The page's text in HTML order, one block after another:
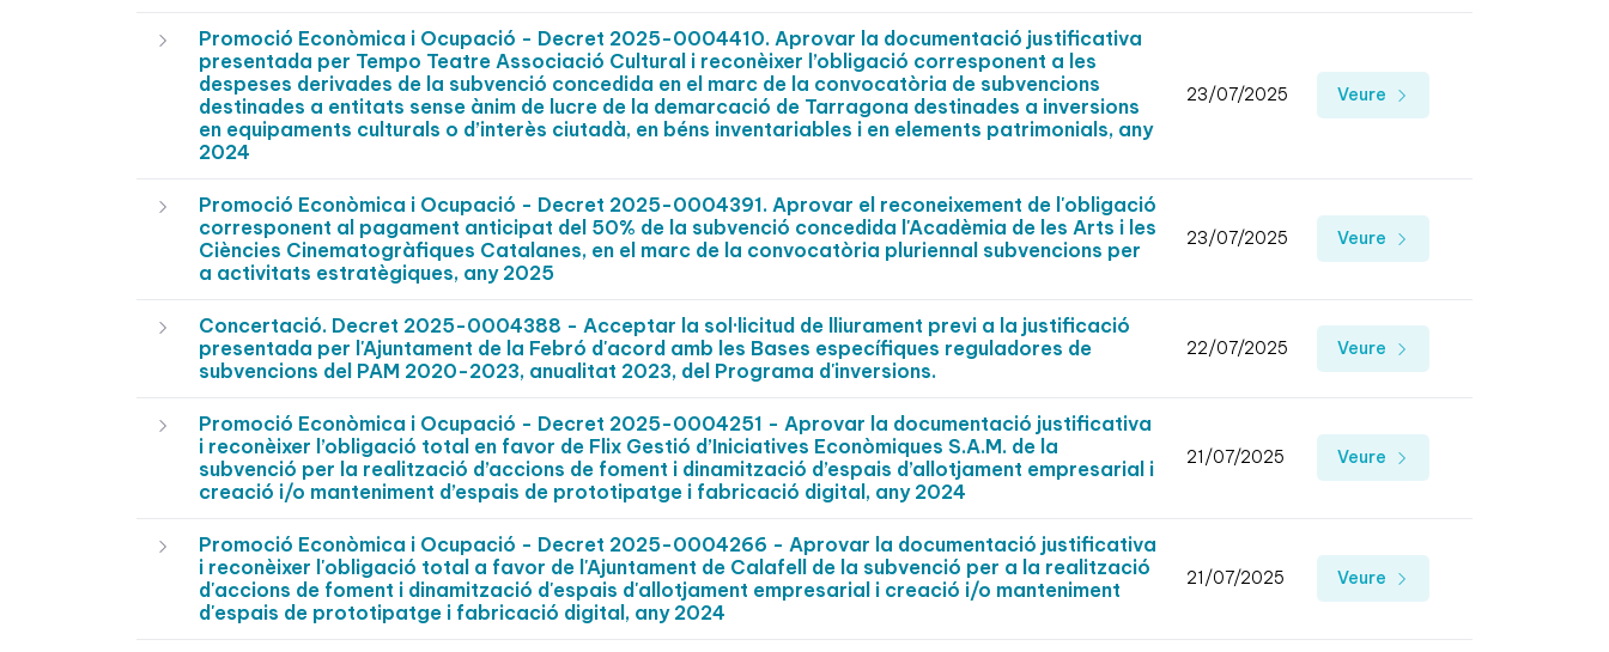
Promoció Econòmica i Ocupació - Decret 2025-0004410. Aprovar la documentació justificativa
presentada per Tempo Teatre Associació Cultural i reconèixer l’obligació corresponent a les
despeses derivades de la subvenció concedida en el marc de la convocatòria de subvencions
destinades a entitats sense ànim de lucre de la demarcació de Tarragona destinades a inversions
en equipaments culturals o d’interès ciutadà, en béns inventariables i en elements patrimonials, any
2024
23/07/2025 Veure
Promoció Econòmica i Ocupació - Decret 2025-0004391. Aprovar el reconeixement de l'obligació
corresponent al pagament anticipat del 50% de la subvenció concedida l'Acadèmia de les Arts i les
Ciències Cinematogràfiques Catalanes, en el marc de la convocatòria pluriennal subvencions per
a activitats estratègiques, any 2025
23/07/2025 Veure
Concertació. Decret 2025-0004388 - Acceptar la sol·licitud de lliurament previ a la justificació
presentada per l'Ajuntament de la Febró d'acord amb les Bases específiques reguladores de
subvencions del PAM 2020-2023, anualitat 2023, del Programa d'inversions.
22/07/2025 Veure
Promoció Econòmica i Ocupació - Decret 2025-0004251 - Aprovar la documentació justificativa
i reconèixer l’obligació total en favor de Flix Gestió d’Iniciatives Econòmiques S.A.M. de la
subvenció per la realització d’accions de foment i dinamització d’espais d’allotjament empresarial i
creació i/o manteniment d’espais de prototipatge i fabricació digital, any 2024
21/07/2025 Veure
Promoció Econòmica i Ocupació - Decret 2025-0004266 - Aprovar la documentació justificativa
i reconèixer l'obligació total a favor de l'Ajuntament de Calafell de la subvenció per a la realització
d'accions de foment i dinamització d'espais d'allotjament empresarial i creació i/o manteniment
d'espais de prototipatge i fabricació digital, any 2024
21/07/2025 Veure